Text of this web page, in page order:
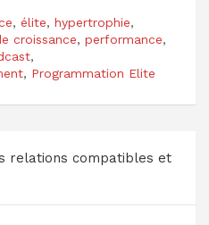
, élite, hypertrophie,
croissance, performance,
,
, Programmation Elite
relations compatibles et